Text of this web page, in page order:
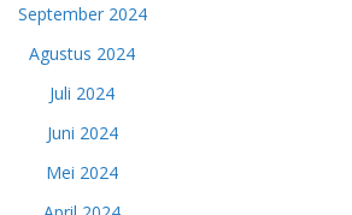
September 2024
Agustus 2024
Juli 2024
Juni 2024
Mei 2024